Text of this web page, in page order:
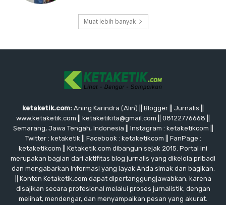
Muat lebih banyak
ketaketik.com: Aning Karindra (Alin) || Blogger || Jurnalis ||
www.ketaketik.com || ketaketikita@gmail.com || 08122776668 ||
Semarang, Jawa Tengah, Indonesia || Instagram : ketaketikcom ||
Twitter : ketaketik || Facebook : ketaketikcom || FanPage :
ketaketikcom || Ketaketik.com dibangun sejak 2015. Portal ini
merupakan bagian dari aktifitas blog jurnalis yang dikelola pribadi
dan mengabarkan informasi yang layak Anda simak dan bagikan.
|| Konten Ketaketik.com dapat dipertanggungjawabkan, karena
disajikan secara profesional melalui proses jurnalistik, dengan
melihat, mendengar, dan menyampaikan pesan yang akurat.